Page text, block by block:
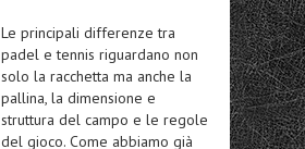
Le principali differenze tra
padel e tennis riguardano non
solo la racchetta ma anche la
pallina, la dimensione e
struttura del campo e le regole
del gioco. Come abbiamo già